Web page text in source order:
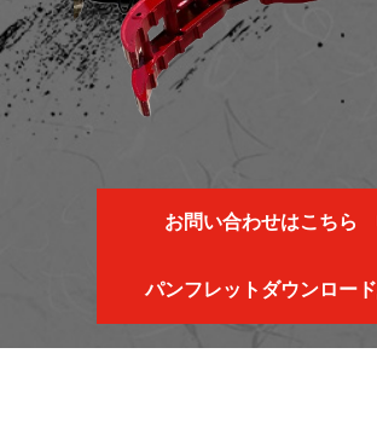
お問い合わせはこちら
パンフレットダウンロード